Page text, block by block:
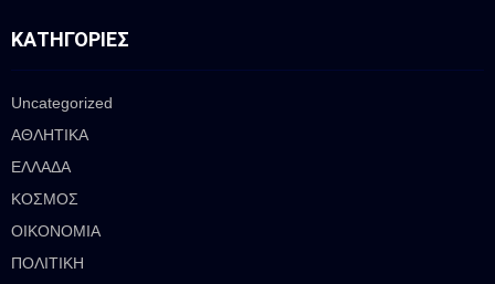
ΚΑΤΗΓΟΡΊΕΣ
Uncategorized
ΑΘΛΗΤΙΚΑ
ΕΛΛΑΔΑ
ΚΟΣΜΟΣ
ΟΙΚΟΝΟΜΙΑ
ΠΟΛΙΤΙΚΗ